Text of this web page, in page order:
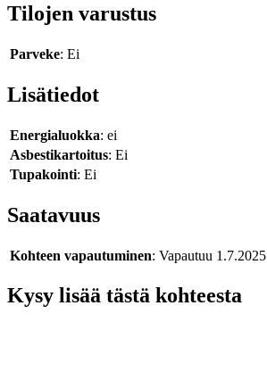
Tilojen varustus
Parveke: Ei
Lisätiedot
Energialuokka: ei
Asbestikartoitus: Ei
Tupakointi: Ei
Saatavuus
Kohteen vapautuminen: Vapautuu 1.7.2025
Kysy lisää tästä kohteesta